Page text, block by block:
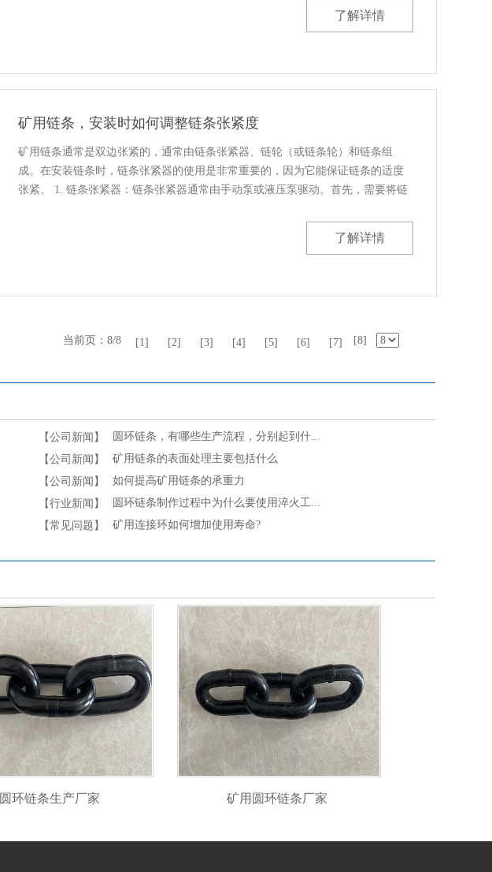
了解详情
矿用链条，安装时如何调整链条张紧度
矿用链条通常是双边张紧的，通常由链条张紧器、链轮（或链条轮）和链条组
成。在安装链条时，链条张紧器的使用是非常重要的，因为它能保证链条的适度
张紧。 1. 链条张紧器：链条张紧器通常由手动泵或液压泵驱动。首先，需要将链
了解详情
当前页：8/8 [1] [2] [3] [4] [5] [6] [7] [8]
【公司新闻】
圆环链条，有哪些生产流程，分别起到什...
【公司新闻】
矿用链条的表面处理主要包括什么
【公司新闻】
如何提高矿用链条的承重力
【行业新闻】
圆环链条制作过程中为什么要使用淬火工...
【常见问题】 矿用连接环如何增加使用寿命?
圆环链条生产厂家 矿用圆环链条厂家